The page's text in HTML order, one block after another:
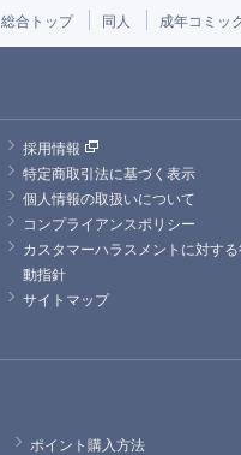
総合トップ 同人 成年コミッ
採用情報
特定商取引法に基づく表示
個人情報の取扱いについて
コンプライアンスポリシー
カスタマーハラスメントに対す
動指針
サイトマップ
ポイント購入方法